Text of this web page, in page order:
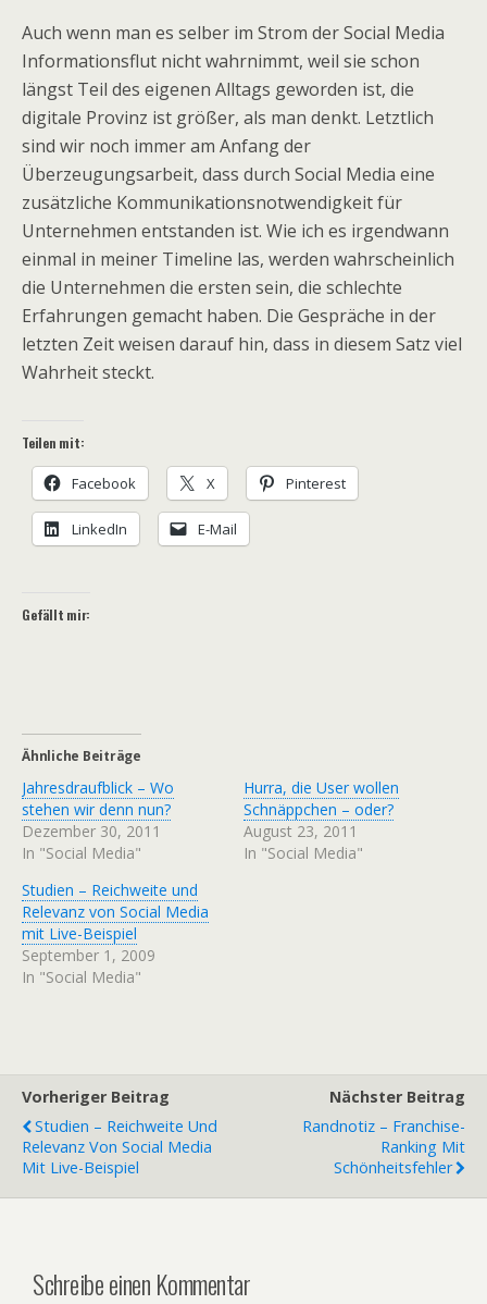
Auch wenn man es selber im Strom der Social Media
Informationsflut nicht wahrnimmt, weil sie schon
längst Teil des eigenen Alltags geworden ist, die
digitale Provinz ist größer, als man denkt. Letztlich
sind wir noch immer am Anfang der
Überzeugungsarbeit, dass durch Social Media eine
zusätzliche Kommunikationsnotwendigkeit für
Unternehmen entstanden ist. Wie ich es irgendwann
einmal in meiner Timeline las, werden wahrscheinlich
die Unternehmen die ersten sein, die schlechte
Erfahrungen gemacht haben. Die Gespräche in der
letzten Zeit weisen darauf hin, dass in diesem Satz viel
Wahrheit steckt.
Teilen mit:
Facebook X Pinterest
LinkedIn E-Mail
Gefällt mir:
Ähnliche Beiträge
Jahresdraufblick – Wo
stehen wir denn nun?
Dezember 30, 2011
In "Social Media"
Hurra, die User wollen
Schnäppchen – oder?
August 23, 2011
In "Social Media"
Studien – Reichweite und
Relevanz von Social Media
mit Live-Beispiel
September 1, 2009
In "Social Media"
Vorheriger Beitrag
Studien – Reichweite Und
Relevanz Von Social Media
Mit Live-Beispiel
Nächster Beitrag
Randnotiz – Franchise-
Ranking Mit
Schönheitsfehler
Schreibe einen Kommentar